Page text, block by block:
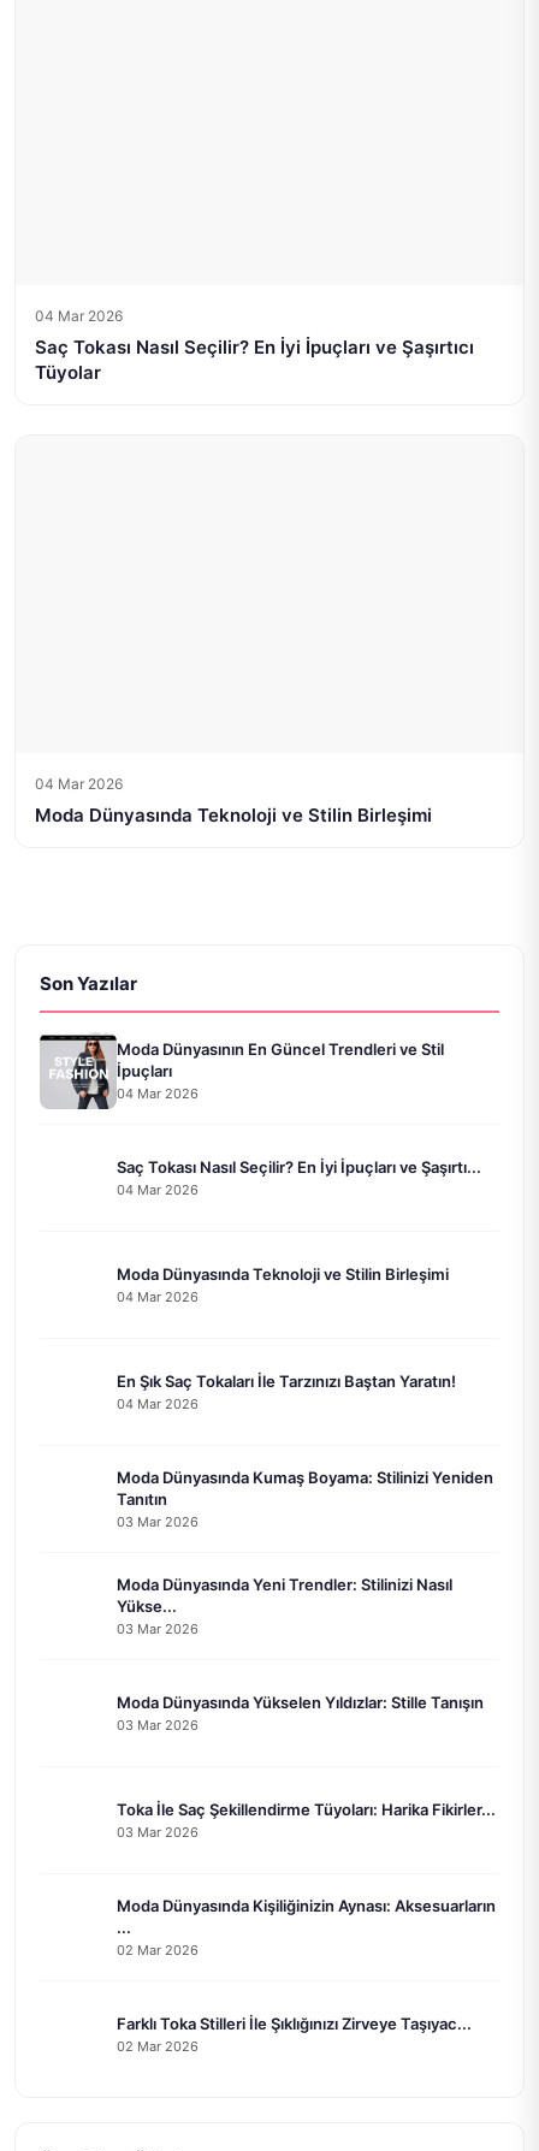
04 Mar 2026
Saç Tokası Nasıl Seçilir? En İyi İpuçları ve Şaşırtıcı
04 Mar 2026
Moda Dünyasında Teknoloji ve Stilin Birleşimi
Son Yazılar
Moda Dünyasının En Güncel Trendleri ve Stil
İpuçları
04 Mar 2026
Saç Tokası Nasıl Seçilir? En İyi İpuçları ve Şaşırtı...
04 Mar 2026
Moda Dünyasında Teknoloji ve Stilin Birleşimi
04 Mar 2026
En Şık Saç Tokaları İle Tarzınızı Baştan Yaratın!
04 Mar 2026
Moda Dünyasında Kumaş Boyama: Stilinizi Yeniden
Tanıtın
03 Mar 2026
Moda Dünyasında Yeni Trendler: Stilinizi Nasıl
Yükse...
03 Mar 2026
Moda Dünyasında Yükselen Yıldızlar: Stille Tanışın
03 Mar 2026
Toka İle Saç Şekillendirme Tüyoları: Harika Fikirler...
03 Mar 2026
Moda Dünyasında Kişiliğinizin Aynası: Aksesuarların
...
02 Mar 2026
Farklı Toka Stilleri İle Şıklığınızı Zirveye Taşıyac...
02 Mar 2026